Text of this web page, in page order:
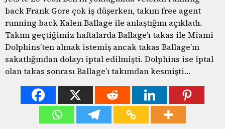
back Frank Gore çok iş düşerken, takım free agent
running back Kalen Ballage ile anlaştığını açıkladı.
Takım geçtiğimiz haftalarda Ballage’ı takas ile Miami
Dolphins’ten almak istemiş ancak takas Ballage’ın
sakatlığından dolayı iptal edilmişti. Dolphins ise iptal
olan takas sonrası Ballage’ı takımdan kesmişti…